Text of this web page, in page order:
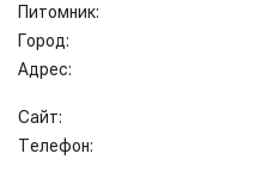
Питомник:
Город:
Адрес:
Сайт:
Телефон: